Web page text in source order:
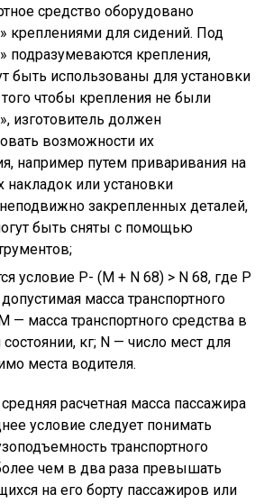
средство оборудовано
креплениями для сидений. Под
подразумеваются крепления,
быть использованы для установки
чтобы крепления не были
изготовитель должен
возможности их
например путем приваривания на
накладок или установки
закрепленных деталей,
быть сняты с помощью
условие Р- (М + N 68) > N 68, где Р
масса транспортного
— масса транспортного средства в
кг; N — число мест для
места водителя.
расчетная масса пассажира
условие следует понимать
транспортного
чем в два раза превышать
на его борту пассажиров или